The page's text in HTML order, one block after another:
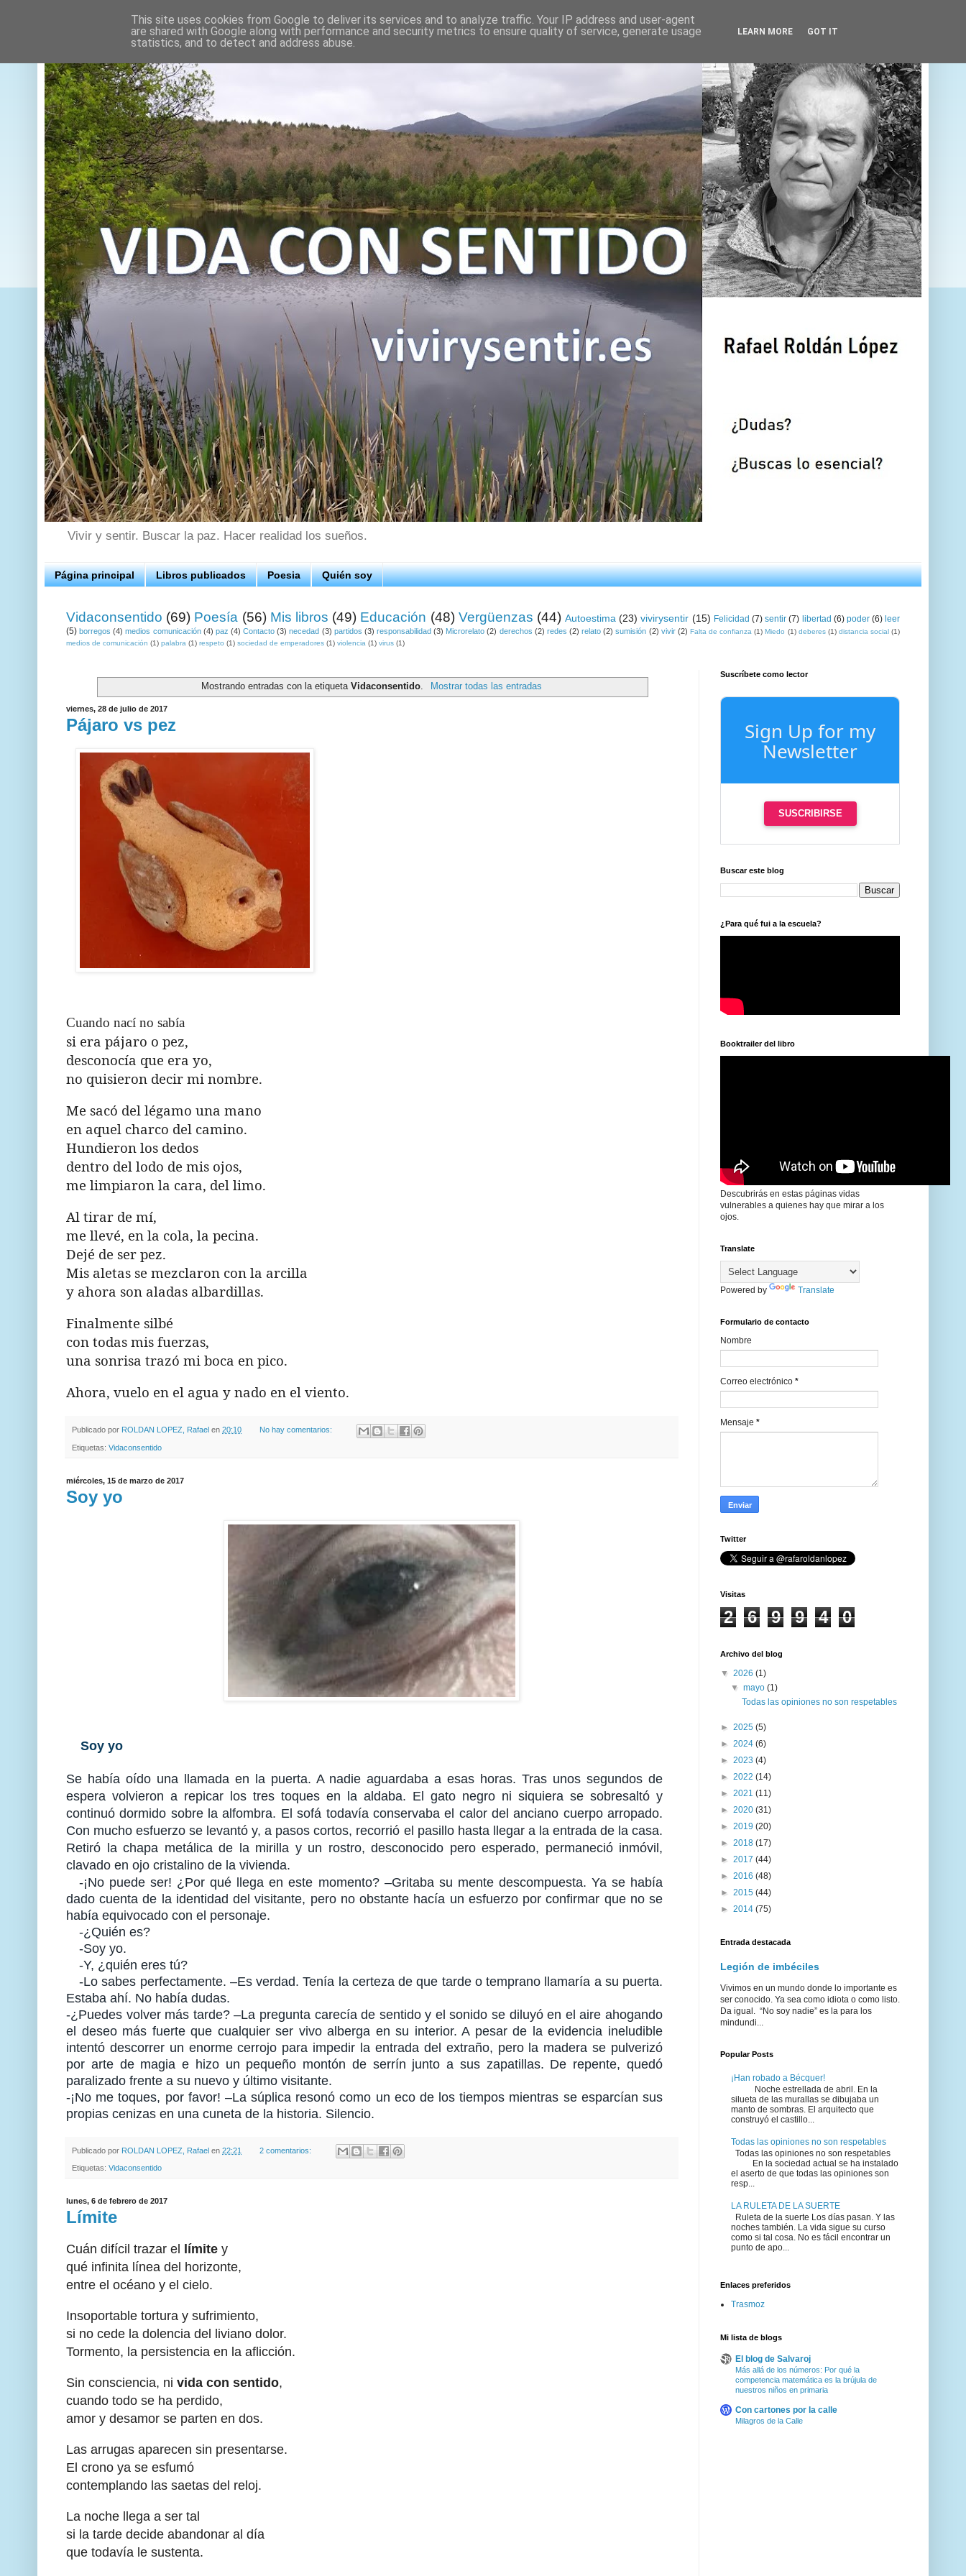
Vivir y sentir. Buscar la paz. Hacer realidad los sueños.
Página principal Libros publicados Poesia Quién soy
Vidaconsentido (69) Poesía (56) Mis libros (49) Educación (48) Vergüenzas (44) Autoestima (23) vivirysentir (15) Felicidad (7) sentir (7) libertad (6) poder (6) leer
(5) borregos (4) medios comunicación (4) paz (4) Contacto (3) necedad (3) partidos (3) responsabilidad (3) Microrelato (2) derechos (2) redes (2) relato (2) sumisión (2) vivir (2) Falta de confianza (1) Miedo (1) deberes (1) distancia social (1)
medios de comunicación (1) palabra (1) respeto (1) sociedad de emperadores (1) violencia (1) virus (1)
Mostrando entradas con la etiquetaVidaconsentido. Mostrar todas las entradas
viernes, 28 de julio de 2017
Pájaro vs pez
Cuando nací no sabía
si era pájaro o pez,
desconocía que era yo,
no quisieron decir mi nombre.
Me sacó del légamo una mano
en aquel charco del camino.
Hundieron los dedos
dentro del lodo de mis ojos,
me limpiaron la cara, del limo.
Al tirar de mí,
me llevé, en la cola, la pecina.
Dejé de ser pez.
Mis aletas se mezclaron con la arcilla
y ahora son aladas albardillas.
Finalmente silbé
con todas mis fuerzas,
una sonrisa trazó mi boca en pico.
Ahora, vuelo en el agua y nado en el viento.
Publicado por ROLDAN LOPEZ, Rafael en 20:10 No hay comentarios:
Etiquetas: Vidaconsentido
miércoles, 15 de marzo de 2017
Soy yo
Soy yo
Se había oído una llamada en la puerta. A nadie aguardaba a esas horas. Tras unos segundos de
espera volvieron a repicar los tres toques en la aldaba. El gato negro ni siquiera se sobresaltó y
continuó dormido sobre la alfombra. El sofá todavía conservaba el calor del anciano cuerpo arropado.
Con mucho esfuerzo se levantó y, a pasos cortos, recorrió el pasillo hasta llegar a la entrada de la casa.
Retiró la chapa metálica de la mirilla y un rostro, desconocido pero esperado, permaneció inmóvil,
clavado en ojo cristalino de la vivienda.
-¡No puede ser! ¿Por qué llega en este momento? –Gritaba su mente descompuesta. Ya se había
dado cuenta de la identidad del visitante, pero no obstante hacía un esfuerzo por confirmar que no se
había equivocado con el personaje.
-¿Quién es?
-Soy yo.
-Y, ¿quién eres tú?
-Lo sabes perfectamente. –Es verdad. Tenía la certeza de que tarde o temprano llamaría a su puerta.
Estaba ahí. No había dudas.
-¿Puedes volver más tarde? –La pregunta carecía de sentido y el sonido se diluyó en el aire ahogando
el deseo más fuerte que cualquier ser vivo alberga en su interior. A pesar de la evidencia ineludible
intentó descorrer un enorme cerrojo para impedir la entrada del extraño, pero la madera se pulverizó
por arte de magia e hizo un pequeño montón de serrín junto a sus zapatillas. De repente, quedó
paralizado frente a su nuevo y último visitante.
-¡No me toques, por favor! –La súplica resonó como un eco de los tiempos mientras se esparcían sus
propias cenizas en una cuneta de la historia. Silencio.
Publicado por ROLDAN LOPEZ, Rafael en 22:21 2 comentarios:
Etiquetas: Vidaconsentido
lunes, 6 de febrero de 2017
Límite
Cuán difícil trazar el límite y
qué infinita línea del horizonte,
entre el océano y el cielo.
Insoportable tortura y sufrimiento,
si no cede la dolencia del liviano dolor.
Tormento, la persistencia en la aflicción.
Sin consciencia, ni vida con sentido,
cuando todo se ha perdido,
amor y desamor se parten en dos.
Las arrugas aparecen sin presentarse.
El crono ya se esfumó
contemplando las saetas del reloj.
La noche llega a ser tal
si la tarde decide abandonar al día
que todavía le sustenta.
Suscríbete como lector
Sign Up for my
Newsletter
SUSCRIBIRSE
Buscar este blog
¿Para qué fui a la escuela?
Booktrailer del libro
Descubrirás en estas páginas vidas
vulnerables a quienes hay que mirar a los
ojos.
Translate
Powered by Translate
Formulario de contacto
Nombre
Correo electrónico *
Mensaje *
Twitter
Visitas
2 6 9 9 4 0
Archivo del blog
▼ 2026 (1)
▼mayo(1)
Todas las opiniones no son respetables
► 2025 (5)
► 2024 (6)
► 2023 (4)
► 2022 (14)
► 2021 (11)
► 2020 (31)
► 2019 (20)
► 2018 (17)
► 2017 (44)
► 2016 (48)
► 2015 (44)
► 2014 (75)
Entrada destacada
Legión de imbéciles
Vivimos en un mundo donde lo importante es
ser conocido. Ya sea como idiota o como listo.
Da igual. “No soy nadie” es la para los
mindundi...
Popular Posts
¡Han robado a Bécquer!
Noche estrellada de abril. En la
silueta de las murallas se dibujaba un
manto de sombras. El arquitecto que
construyó el castillo...
Todas las opiniones no son respetables
Todas las opiniones no son respetables
En la sociedad actual se ha instalado
el aserto de que todas las opiniones son
resp...
LA RULETA DE LA SUERTE
Ruleta de la suerte Los días pasan. Y las
noches también. La vida sigue su curso
como si tal cosa. No es fácil encontrar un
punto de apo...
Enlaces preferidos
Trasmoz
Mi lista de blogs
El blog de Salvaroj
Más allá de los números: Por qué la
competencia matemática es la brújula de
nuestros niños en primaria
Con cartones por la calle
Milagros de la Calle
This site uses cookies from Google to deliver its services and to analyze traffic. Your IP address and user-agent
are shared with Google along with performance and security metrics to ensure quality of service, generate usage
statistics, and to detect and address abuse.
LEARN MORE GOT IT